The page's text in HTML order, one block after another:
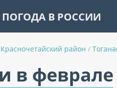
ПОГОДА В РОССИИ
Красночетайский район /
в феврале